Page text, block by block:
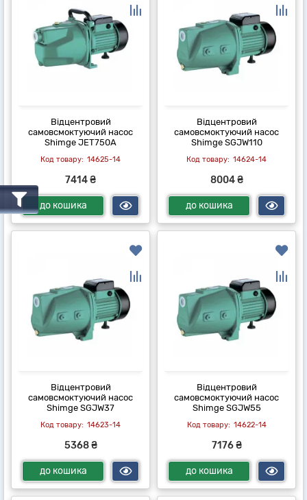
Відцентровий
самовсмоктуючий насос
Shimge JET750A
14625-14
7414 ₴
до кошика
Відцентровий
самовсмоктуючий насос
Shimge SGJW110
14624-14
8004 ₴
до кошика
Відцентровий
самовсмоктуючий насос
Shimge SGJW37
14623-14
5368 ₴
до кошика
Відцентровий
самовсмоктуючий насос
Shimge SGJW55
14622-14
7176 ₴
до кошика